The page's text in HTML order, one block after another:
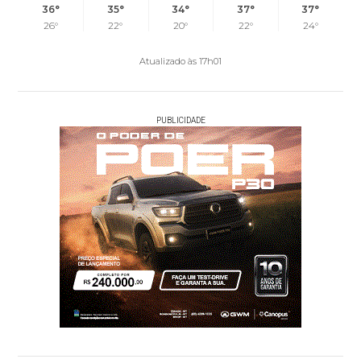
36°
26°
35°
22°
34°
20°
37°
22°
37°
24°
Atualizado às 17h01
PUBLICIDADE